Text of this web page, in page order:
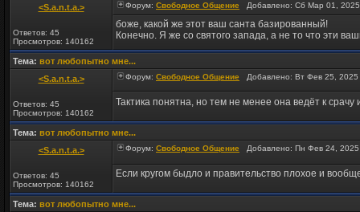
<S.a.n.t.a.>
Ответов: 45
Просмотров: 140162
Форум: Свободное Общение Добавлено: Сб Мар 01,
боже, какой же этот ваш санта базированный!
Конечно. Я же со святого запада, а не то что эти
Тема: вот любопытно мне...
<S.a.n.t.a.>
Ответов: 45
Просмотров: 140162
Форум: Свободное Общение Добавлено: Вт Фев 25,
Тактика понятна, но тем не менее она ведёт к
Тема: вот любопытно мне...
<S.a.n.t.a.>
Ответов: 45
Просмотров: 140162
Форум: Свободное Общение Добавлено: Пн Фев 24,
Если кругом быдло и правительство плохое и
Тема: вот любопытно мне...